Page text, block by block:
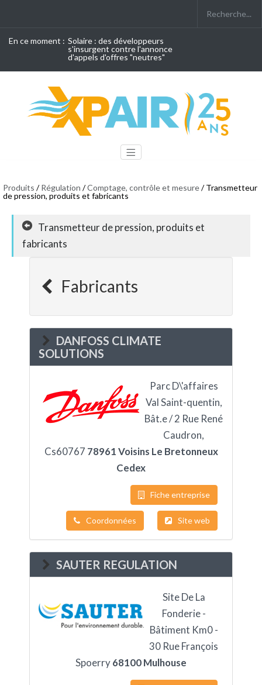
En ce moment : Solaire : des développeurs
s'insurgent contre l'annonce
d'appels d'offres "neutres"
Produits /Régulation /Comptage, contrôle et mesure/ Transmetteur
de pression, produits et fabricants
Transmetteur de pression, produits et
fabricants
Fabricants
DANFOSS CLIMATE
SOLUTIONS
Parc D\'affaires
Val Saint-quentin,
Bât.e / 2 Rue René
Caudron,
Cs60767 78961 Voisins Le Bretonneux
Cedex
Fiche entreprise
Coordonnées Site web
SAUTER REGULATION
Site De La
Fonderie -
Bâtiment Km0 -
30 Rue François
Spoerry68100 Mulhouse